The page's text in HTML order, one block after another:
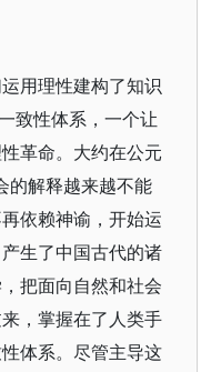
用理性建构了知识
致性体系，一个让
革命。大约在公元
的解释越来越不能
依赖神谕，开始运
生了中国古代的诸
把面向自然和社会
，掌握在了人类手
体系。尽管主导这